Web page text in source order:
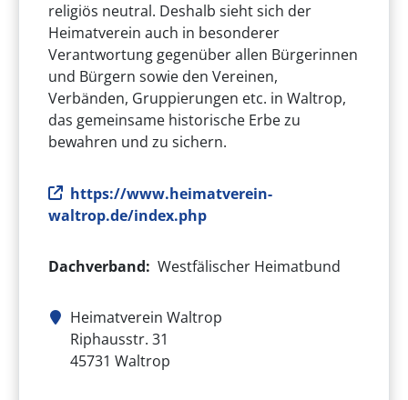
religiös neutral. Deshalb sieht sich der
Heimatverein auch in besonderer
Verantwortung gegenüber allen Bürgerinnen
und Bürgern sowie den Vereinen,
Verbänden, Gruppierungen etc. in Waltrop,
das gemeinsame historische Erbe zu
bewahren und zu sichern.
Internetseite des Vereins
https://www.heimatverein-
waltrop.de/index.php
Dachverband Westfälischer Heimatbund
Heimatverein Waltrop
Adresse des Vereins
Riphausstr. 31
45731 Waltrop